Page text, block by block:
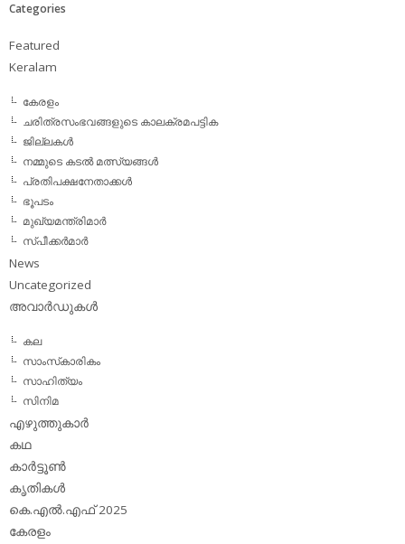
Categories
Featured
Keralam
കേരളം
ചരിത്രസംഭവങ്ങളുടെ കാലക്രമപട്ടിക
ജില്ലകള്‍
നമ്മുടെ കടല്‍ മത്സ്യങ്ങള്‍
പ്രതിപക്ഷനേതാക്കള്‍
ഭൂപടം
മുഖ്യമന്ത്രിമാര്‍
സ്പീക്കര്‍മാര്‍
News
Uncategorized
അവാര്‍ഡുകള്‍
കല
സാംസ്‌കാരികം
സാഹിത്യം
സിനിമ
എഴുത്തുകാര്‍
കഥ
കാര്‍ട്ടൂണ്‍
കൃതികള്‍
കെ.എല്‍.എഫ് 2025
കേരളം